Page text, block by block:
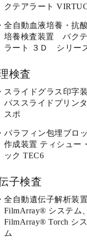
クテアラート
全自動血液培養・抗
培養検査装置 バク
ラート ３Ｄ シリー
検査
スライドグラス印字
パススライドプリン
スポ
パラフィン包埋ブロ
作成装置 ティシュー
ック TEC6
子検査
全自動遺伝子解析
FilmArray® システム
FilmArray® Torch シ
ム